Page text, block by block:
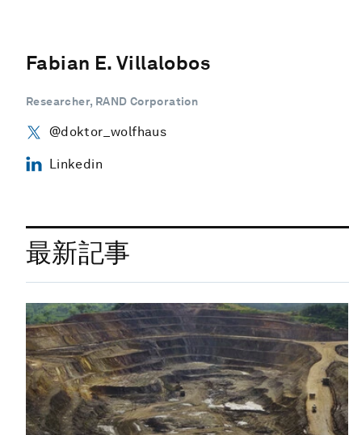
Fabian E. Villalobos
Researcher, RAND Corporation
@doktor_wolfhaus
Linkedin
最新記事